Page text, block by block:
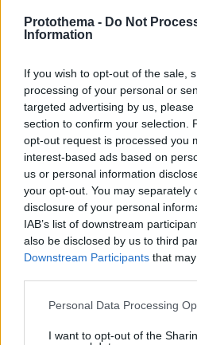
Protothema - Do Not
Information
If you wish to opt-out of the sale,
processing of your personal or
targeted advertising by us,
section to confirm your selection.
opt-out request is processed you
interest-based ads based on
us or personal information
your opt-out. You may separately
disclosure of your personal
IAB’s list of downstream
also be disclosed by us to third
Downstream Participants that
Please note that this website/app
not limited to your visit or usage
Personal Data Processing
I want to opt-out of the
Η ΥΠΑ διαπίστωσε κενό
στο Σαρακήνικο με
Παρέμβαση Εισαγγελέα
09.08.2026, 14:15